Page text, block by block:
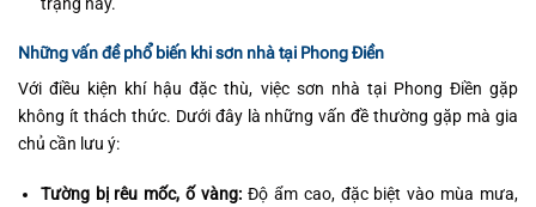
Những vấn đề phổ biến khi sơn nhà tại Phong Điền
Với điều kiện khí hậu đặc thù, việc sơn nhà tại Phong Điền gặp
không ít thách thức. Dưới đây là những vấn đề thường gặp mà gia
chủ cần lưu ý:
Tường bị rêu mốc, ố vàng: Độ ẩm cao, đặc biệt vào mùa mưa,